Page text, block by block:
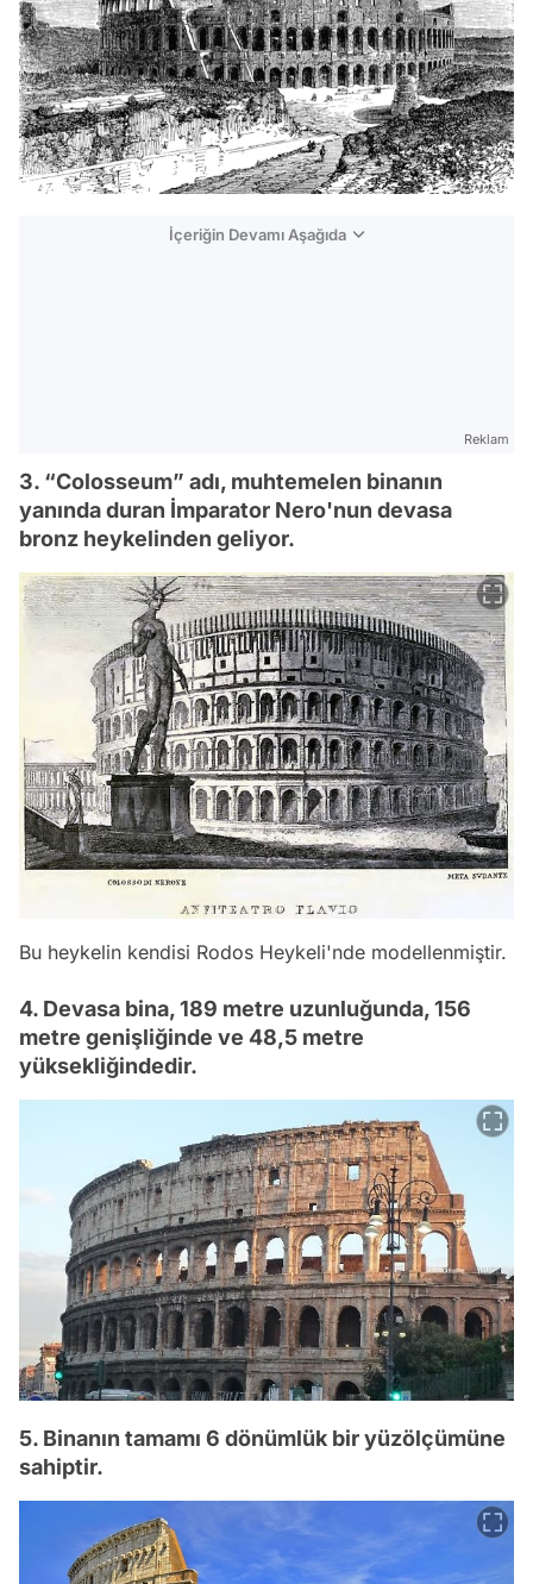
İçeriğin Devamı Aşağıda
Reklam
3. “Colosseum” adı, muhtemelen binanın
yanında duran İmparator Nero'nun devasa
bronz heykelinden geliyor.
Bu heykelin kendisi Rodos Heykeli'nde modellenmiştir.
4. Devasa bina, 189 metre uzunluğunda, 156
metre genişliğinde ve 48,5 metre
yüksekliğindedir.
5. Binanın tamamı 6 dönümlük bir yüzölçümüne
sahiptir.